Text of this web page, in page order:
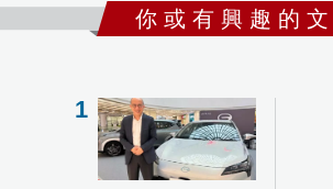
你 或 有 興 趣 的